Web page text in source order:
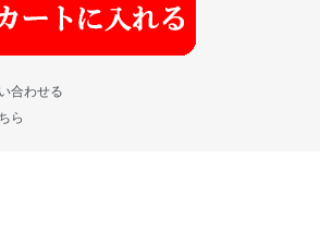
合わせる
ら